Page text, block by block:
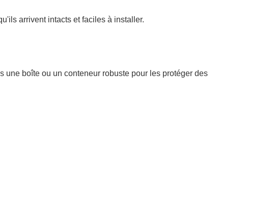
arrivent intacts et faciles à installer.
une boîte ou un conteneur robuste pour les protéger des